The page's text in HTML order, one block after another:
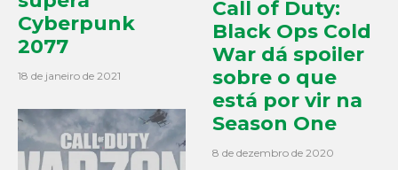
Cyberpunk
2077
18 de janeiro de 2021
Call of Duty:
Black Ops Cold
War dá spoiler
sobre o que
está por vir na
Season One
8 de dezembro de 2020